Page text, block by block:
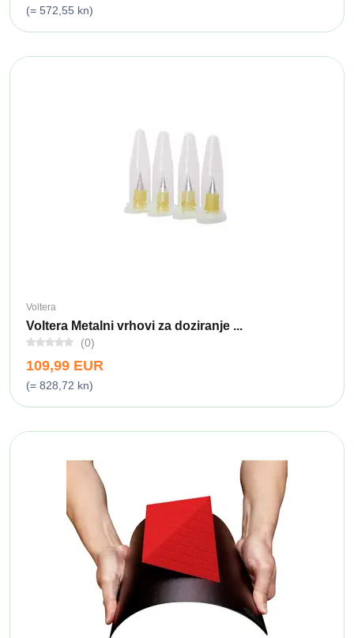
(= 572,55 kn)
Voltera
Voltera Metalni vrhovi za doziranje ...
(0)
109,99 EUR
(= 828,72 kn)